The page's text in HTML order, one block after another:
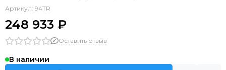
Артикул: 94TR
248 933 ₽
Оставить отзыв
В наличии